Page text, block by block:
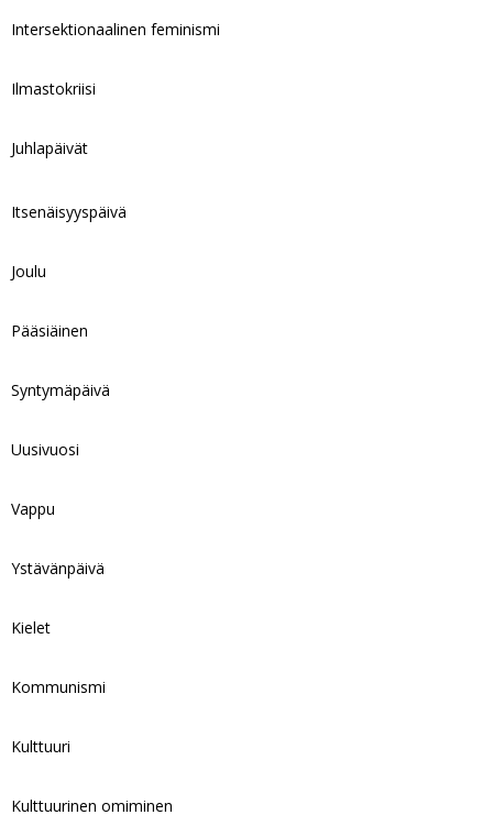
Intersektionaalinen feminismi
Ilmastokriisi
Juhlapäivät
Itsenäisyyspäivä
Joulu
Pääsiäinen
Syntymäpäivä
Uusivuosi
Vappu
Ystävänpäivä
Kielet
Kommunismi
Kulttuuri
Kulttuurinen omiminen